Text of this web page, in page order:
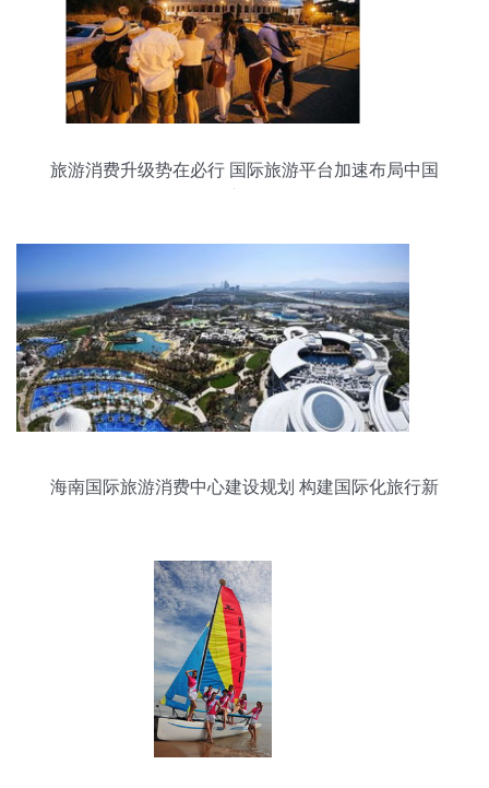
旅游消费升级势在必行 国际旅游平台加速布局中国
海南国际旅游消费中心建设规划 构建国际化旅行新